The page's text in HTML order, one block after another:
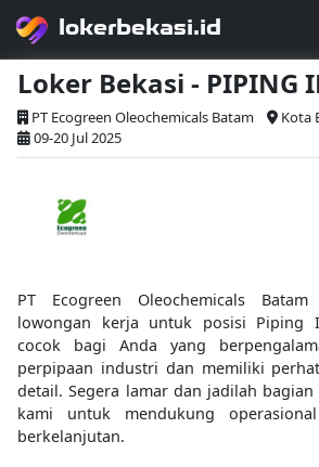
lokerbekasi.id
Loker Bekasi - PIPING
PT Ecogreen Oleochemicals Batam
Kota
09-20 Jul 2025
PT Ecogreen Oleochemicals
lowongan kerja untuk posisi Piping
cocok bagi Anda yang
perpipaan industri dan memiliki
detail. Segera lamar dan jadilah
kami untuk mendukung
berkelanjutan.